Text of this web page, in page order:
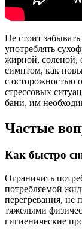
Не стоит
употреблять
жирной,
симптом, как
с осторожностью
стрессовых
бани, им
Частые
Как быстро
Ограничить
потребляемой
перегревания, не
тяжелыми
гигиенические